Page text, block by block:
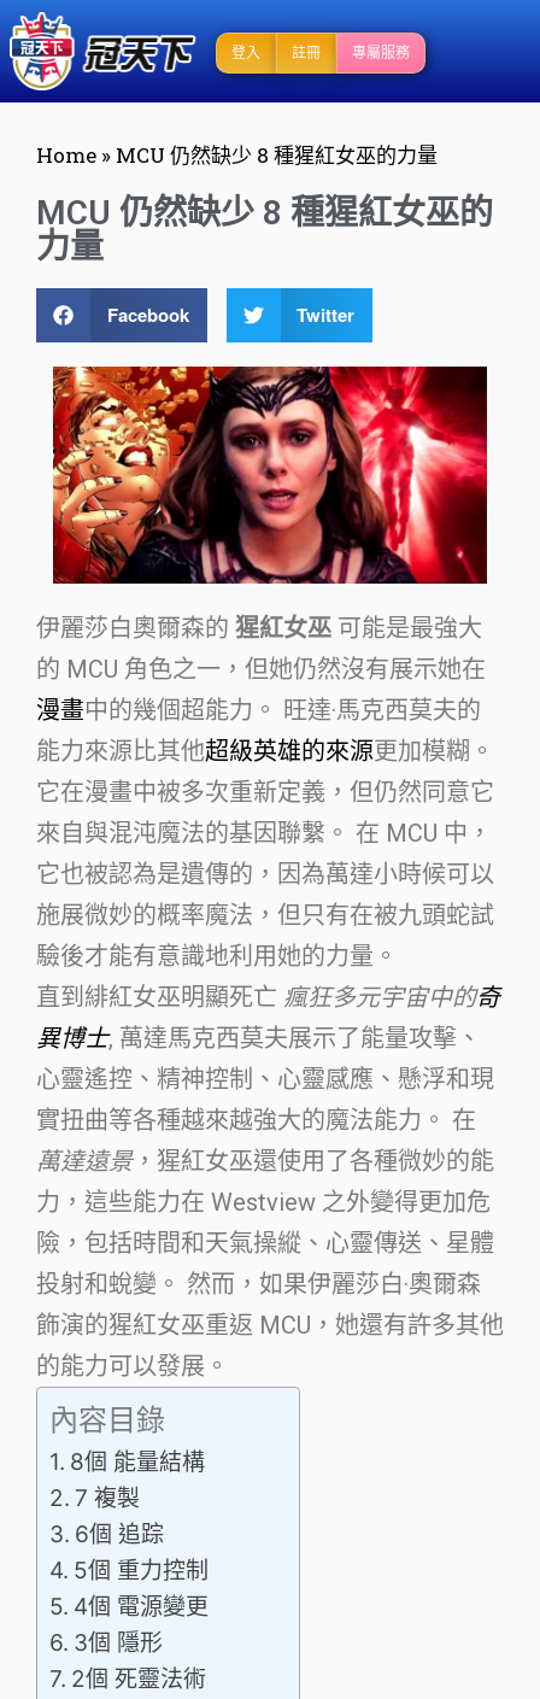
登入 註冊 專屬服務
Home » MCU 仍然缺少 8 種猩紅女巫的力量
MCU 仍然缺少 8 種猩紅女巫的
力量
Facebook Twitter
伊麗莎白奧爾森的 猩紅女巫 可能是最強大
的 MCU 角色之一，但她仍然沒有展示她在
漫畫中的幾個超能力。 旺達·馬克西莫夫的
能力來源比其他超級英雄的來源更加模糊。
它在漫畫中被多次重新定義，但仍然同意它
來自與混沌魔法的基因聯繫。 在 MCU 中，
它也被認為是遺傳的，因為萬達小時候可以
施展微妙的概率魔法，但只有在被九頭蛇試
驗後才能有意識地利用她的力量。
直到緋紅女巫明顯死亡 瘋狂多元宇宙中的奇
異博士, 萬達馬克西莫夫展示了能量攻擊、
心靈遙控、精神控制、心靈感應、懸浮和現
實扭曲等各種越來越強大的魔法能力。 在
萬達遠景，猩紅女巫還使用了各種微妙的能
力，這些能力在 Westview 之外變得更加危
險，包括時間和天氣操縱、心靈傳送、星體
投射和蛻變。 然而，如果伊麗莎白·奧爾森
飾演的猩紅女巫重返 MCU，她還有許多其他
的能力可以發展。
內容目錄
8個 能量結構
7 複製
6個 追踪
5個 重力控制
4個 電源變更
3個 隱形
2個 死靈法術